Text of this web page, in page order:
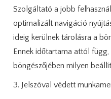
Szolgáltató a jobb
optimalizált navigáció
ideig kerülnek tárolásra a
Ennek időtartama attól
böngészőjében milyen
3. Jelszóval védett